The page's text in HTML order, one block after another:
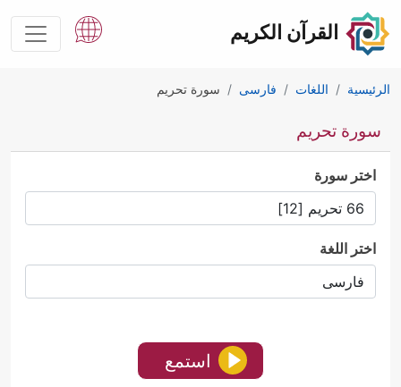
القرآن الكريم
الرئيسية اللغات فارسى سورة تحريم
سورة تحريم
اختر سورة
اختر اللغة
استمع